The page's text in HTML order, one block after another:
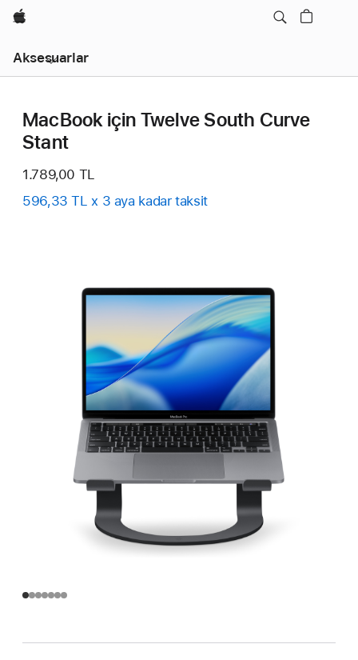
wzlhp
Aksesuarlar
Gezinme
Menüyü
MacBook için Twelve South Curve
Stant
1.789,00 TL
596,33 TL x 3 aya kadar taksit